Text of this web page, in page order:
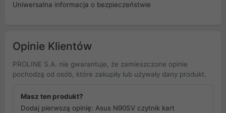
Uniwersalna informacja o bezpieczeństwie
Opinie Klientów
PROLINE S.A. nie gwarantuje, że zamieszczone opinie
pochodzą od osób, które zakupiły lub używały dany produkt.
Masz ten produkt?
Dodaj pierwszą opinię: Asus N90SV czytnik kart